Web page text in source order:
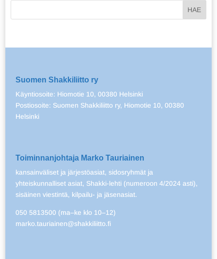
Suomen Shakkiliitto ry
Käyntiosoite: Hiomotie 10, 00380 Helsinki
Postiosoite: Suomen Shakkiliitto ry, Hiomotie 10, 00380
Helsinki
Toiminnanjohtaja Marko Tauriainen
kansainväliset ja järjestöasiat, sidosryhmät ja
yhteiskunnalliset asiat, Shakki-lehti (numeroon 4/2024 asti),
sisäinen viestintä, kilpailu- ja jäsenasiat.
050 5813500 (ma–ke klo 10–12)
marko.tauriainen@shakkiliitto.fi